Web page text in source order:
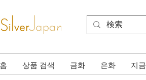
홈 상품 검색 금화 은화 지금